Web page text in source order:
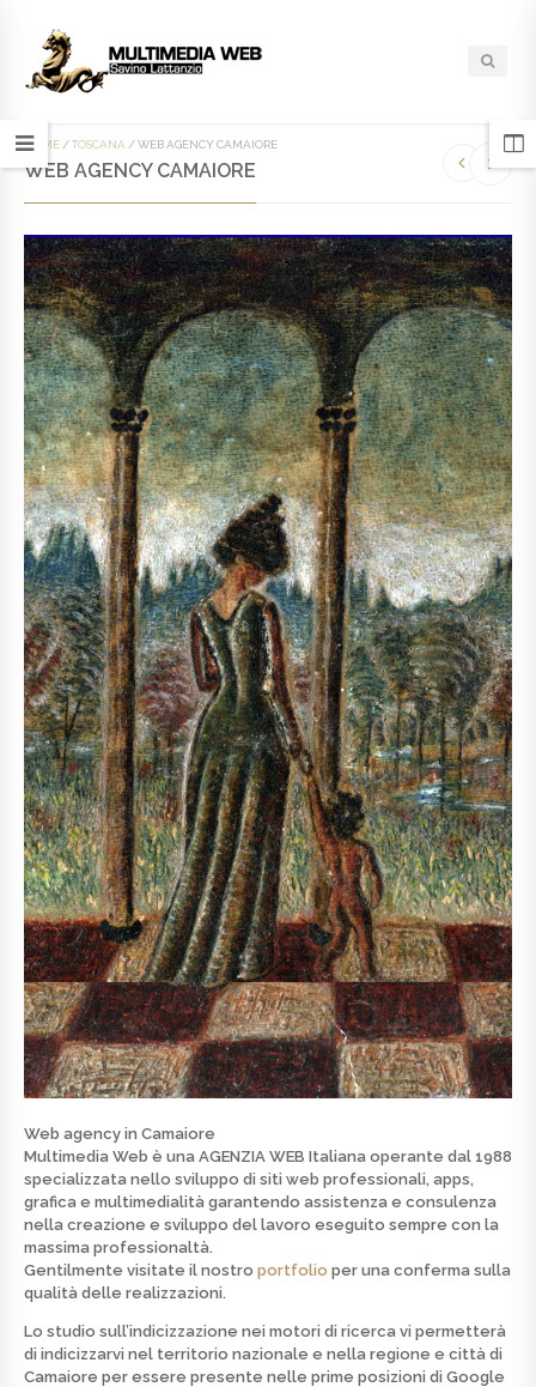
HOME /TOSCANA /WEB AGENCY CAMAIORE
WEB AGENCY CAMAIORE
Web agency in Camaiore
Multimedia Web è una AGENZIA WEB Italiana operante dal 1988
specializzata nello sviluppo di siti web professionali, apps,
grafica e multimedialità garantendo assistenza e consulenza
nella creazione e sviluppo del lavoro eseguito sempre con la
massima professionaltà.
Gentilmente visitate il nostro portfolio per una conferma sulla
qualità delle realizzazioni.
Lo studio sull’indicizzazione nei motori di ricerca vi permetterà
di indicizzarvi nel territorio nazionale e nella regione e città di
Camaiore per essere presente nelle prime posizioni di Google